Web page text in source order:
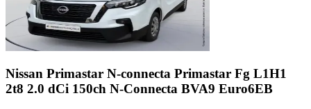
Nissan Primastar N-connecta Primastar Fg L1H1
2t8 2.0 dCi 150ch N-Connecta BVA9 Euro6EB